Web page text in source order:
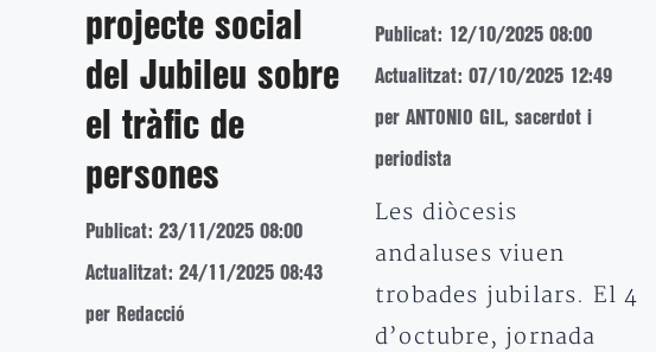
projecte social
del Jubileu sobre
el tràfic de
persones
Publicat: 23/11/2025 08:00
Actualitzat: 24/11/2025 08:43
per Redacció
Publicat: 12/10/2025 08:00
Actualitzat: 07/10/2025 12:49
per ANTONIO GIL, sacerdot i
periodista
Les diòcesis
andaluses viuen
trobades jubilars. El 4
d’octubre, jornada